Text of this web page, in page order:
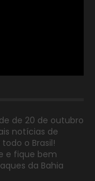
de 20 de outubro
notícias de
o Brasil!
e fique bem
da Bahia